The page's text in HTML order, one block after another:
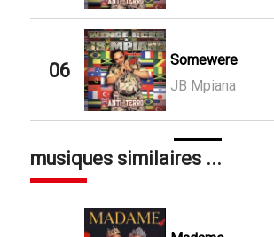
06
Somewere
JB Mpiana
musiques similaires ...